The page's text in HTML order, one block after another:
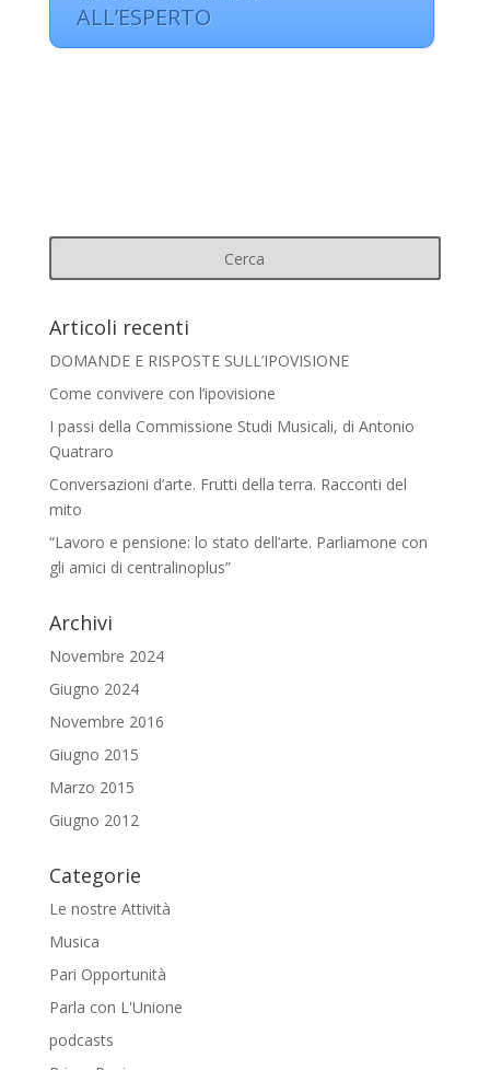
ALL’ESPERTO
Articoli recenti
DOMANDE E RISPOSTE SULL’IPOVISIONE
Come convivere con l’ipovisione
I passi della Commissione Studi Musicali, di Antonio
Quatraro
Conversazioni d’arte. Frutti della terra. Racconti del
mito
“Lavoro e pensione: lo stato dell’arte. Parliamone con
gli amici di centralinoplus”
Archivi
Novembre 2024
Giugno 2024
Novembre 2016
Giugno 2015
Marzo 2015
Giugno 2012
Categorie
Le nostre Attività
Musica
Pari Opportunità
Parla con L'Unione
podcasts